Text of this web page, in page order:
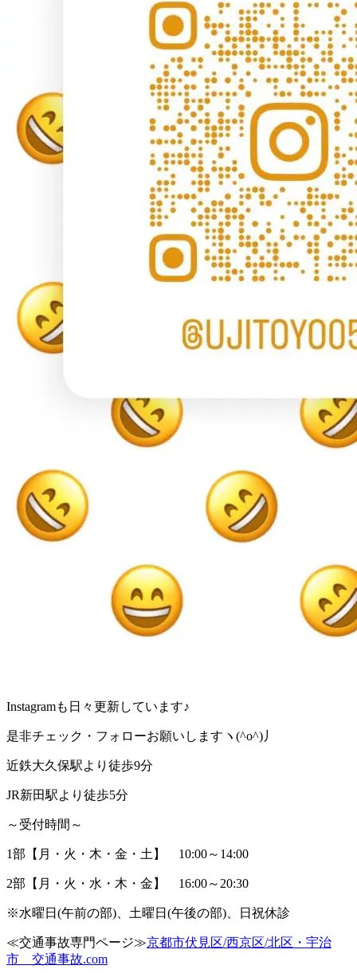
Instagramも日々更新しています♪
是非チェック・フォローお願いしますヽ(^o^)丿
近鉄大久保駅より徒歩9分
JR新田駅より徒歩5分
～受付時間～
1部【月・火・木・金・土】 10:00～14:00
2部【月・火・水・木・金】 16:00～20:30
※水曜日(午前の部)、土曜日(午後の部)、日祝休診
≪交通事故専門ページ≫京都市伏見区/西京区/北区・宇治
市 交通事故.com